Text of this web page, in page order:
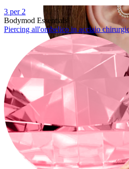
Daith
3 per 2
Bodymod Essentials
Piercing all'ombelico in acciaio